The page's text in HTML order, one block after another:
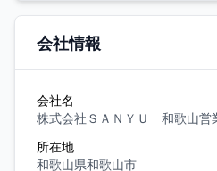
会社情報
会社名
株式会社ＳＡＮＹＵ 和歌山営
所在地
和歌山県和歌山市